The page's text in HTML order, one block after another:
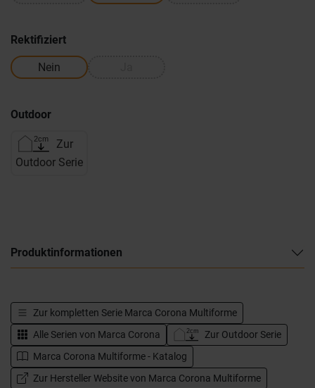
Rektifiziert
Nein
Outdoor
Zur
Outdoor Serie
Produktinformationen
Zur kompletten Serie Marca Corona Multiforme
Alle Serien von Marca Corona
Zur Outdoor Serie
Marca Corona Multiforme - Katalog
Zur Hersteller Website von Marca Corona Multiforme